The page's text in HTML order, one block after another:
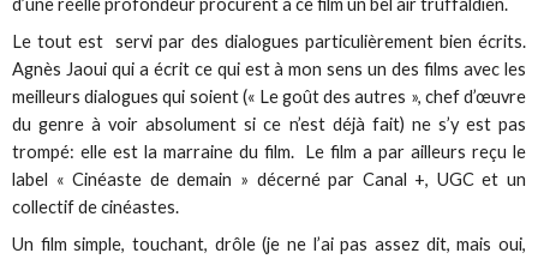
Le tout est servi par des dialogues particulièrement bien écrits.
Agnès Jaoui qui a écrit ce qui est à mon sens un des films avec les
meilleurs dialogues qui soient (« Le goût des autres », chef d’œuvre
du genre à voir absolument si ce n’est déjà fait) ne s’y est pas
trompé: elle est la marraine du film. Le film a par ailleurs reçu le
label « Cinéaste de demain » décerné par Canal +, UGC et un
collectif de cinéastes.
Un film simple, touchant, drôle (je ne l’ai pas assez dit, mais oui,